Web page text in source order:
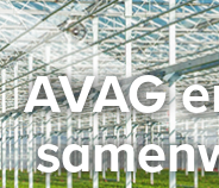
AVAG